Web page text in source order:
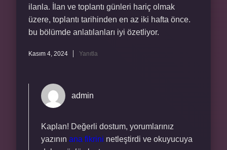
ilanla. İlan ve toplantı günleri hariç olmak
üzere, toplantı tarihinden en az iki hafta önce.
bu bölümde anlatılanları iyi özetliyor.
Kasım 4, 2024 Yanıtla
admin
Kaplan! Değerli dostum, yorumlarınız
yazının ana fikrini netleştirdi ve okuyucuya